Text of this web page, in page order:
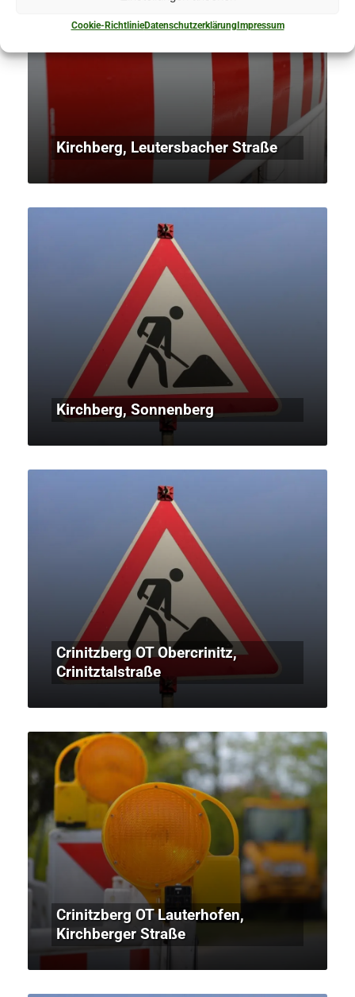
Cookie-RichtlinieDatenschutzerklärungImpressum
Kirchberg, Leutersbacher Straße
Kirchberg, Sonnenberg
Crinitzberg OT Obercrinitz,
Crinitztalstraße
Crinitzberg OT Lauterhofen,
Kirchberger Straße